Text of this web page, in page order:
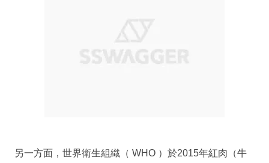
另一方面，世界衛生組織（ WHO ）於2015年紅肉（牛